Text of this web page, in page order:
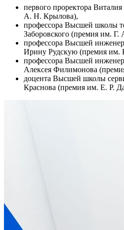
первого проректора
А. Н. Крылова),
профессора Высшей школы
Заборовского (премия им. Г.
профессора Высшей
Ирину Рудскую (премия им.
профессора Высшей
Алексея Филимонова
доцента Высшей школы
Краснова (премия им. Е. Р.